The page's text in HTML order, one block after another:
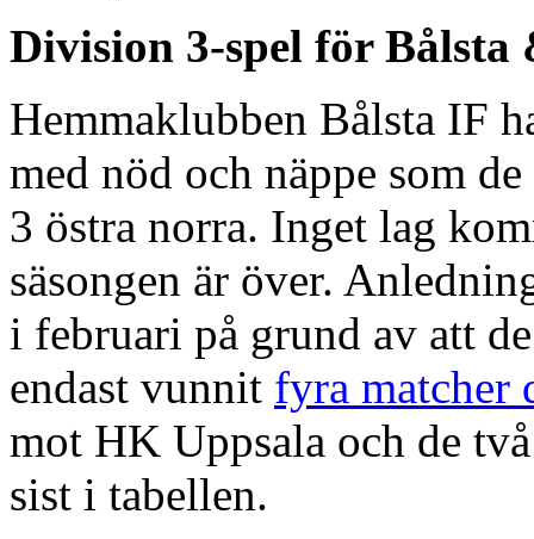
Division 3-spel för Bålsta
Hemmaklubben Bålsta IF
med nöd och näppe som
3 östra norra. Inget lag
säsongen är över.
i februari på grund av att
endast vunnit fyra matcher
mot HK Uppsala och de
sist i tabellen.